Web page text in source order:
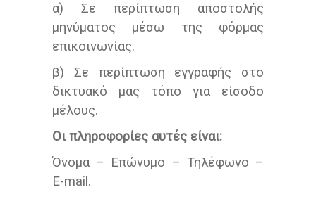
α) Σε περίπτωση αποστολής
μηνύματος μέσω της φόρμας
επικοινωνίας.
β) Σε περίπτωση εγγραφής στο
δικτυακό μας τόπο για είσοδο
μέλους.
Οι πληροφορίες αυτές είναι:
Όνομα – Επώνυμο – Τηλέφωνο –
Ε-mail.